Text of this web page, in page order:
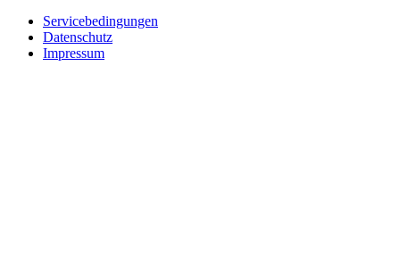
Servicebedingungen
Datenschutz
Impressum